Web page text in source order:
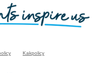
Kakpolicy